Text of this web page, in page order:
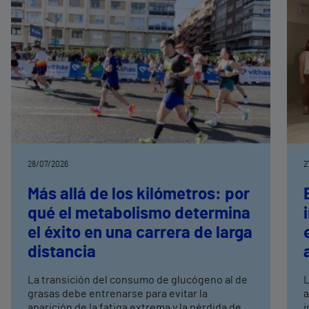
28/07/2026
Más allá de los kilómetros: por
qué el metabolismo determina
el éxito en una carrera de larga
distancia
La transición del consumo de glucógeno al de
grasas debe entrenarse para evitar la